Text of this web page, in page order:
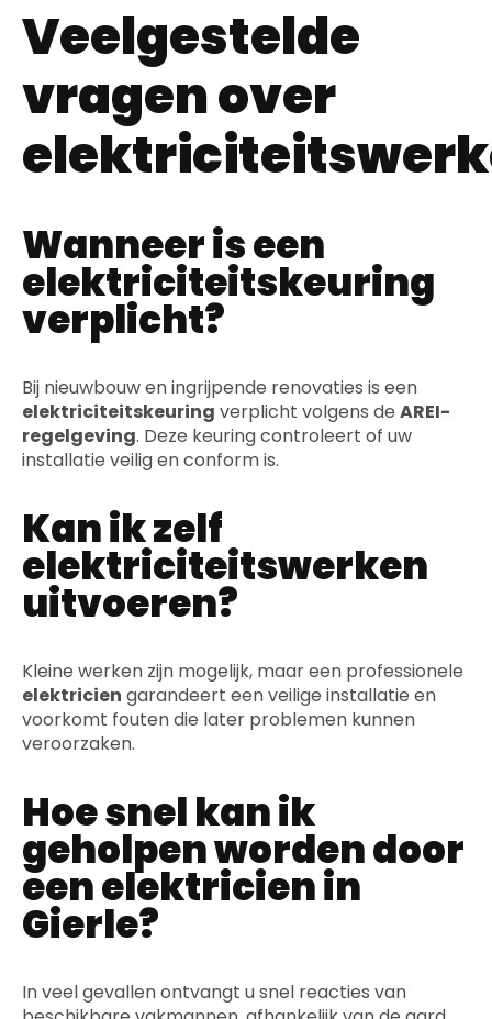
Veelgestelde
vragen over
Wanneer is een
elektriciteitskeuring
verplicht?
Bij nieuwbouw en ingrijpende renovaties is een
elektriciteitskeuring verplicht volgens de AREI-
regelgeving. Deze keuring controleert of uw
installatie veilig en conform is.
Kan ik zelf
elektriciteitswerken
uitvoeren?
Kleine werken zijn mogelijk, maar een professionele
elektricien garandeert een veilige installatie en
voorkomt fouten die later problemen kunnen
veroorzaken.
Hoe snel kan ik
geholpen worden door
een elektricien in
Gierle?
In veel gevallen ontvangt u snel reacties van